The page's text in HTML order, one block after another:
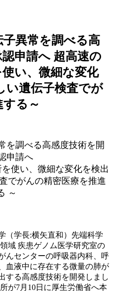
異常を調べる高
申請へ 超高速の
い、微細な変化
い遺伝子検査でが
る～
を調べる高感度技術を開
申請へ
使い、微細な変化を検出
でがんの精密医療を推進
～
（学長:横矢直和）先端科学
域 疾患ゲノム医学研究室の
んセンターの呼吸器内科、呼
血液中に存在する微量の肺が
する高感度技術を開発しまし
が7月10日に厚生労働省へ本